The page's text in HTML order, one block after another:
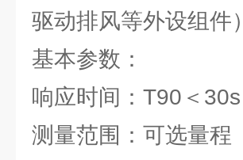
驱动排风等外设组件）
基本参数：
响应时间：T90＜30s
测量范围：可选量程